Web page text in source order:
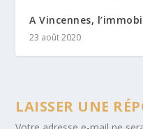
A Vincennes,
23 août 2020
LAISSER UNE